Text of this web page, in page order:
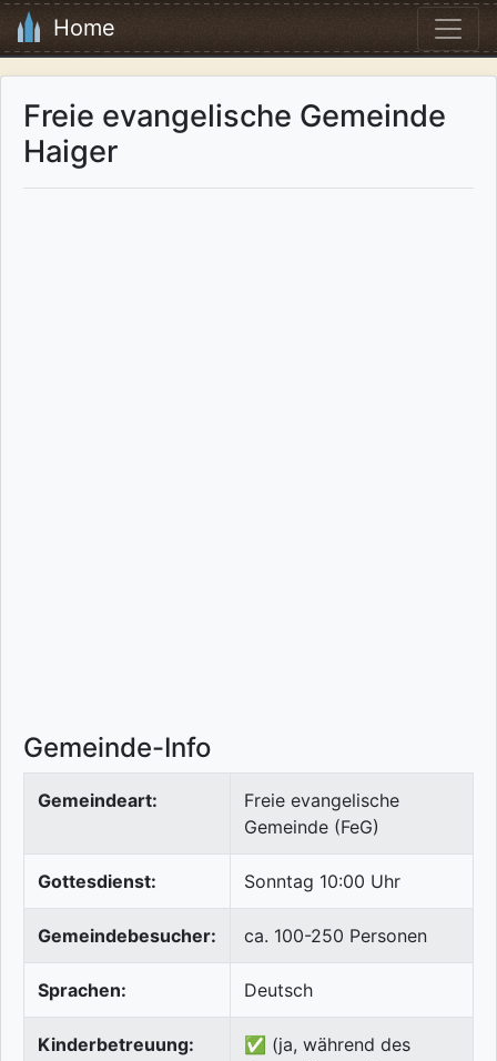
Home
Freie evangelische Gemeinde
Haiger
Gemeinde-Info
Gemeindeart:
Freie evangelische
Gemeinde (FeG)
Gottesdienst: Sonntag 10:00 Uhr
Gemeindebesucher: ca. 100-250 Personen
Sprachen: Deutsch
Kinderbetreuung:
✅ (ja, während des